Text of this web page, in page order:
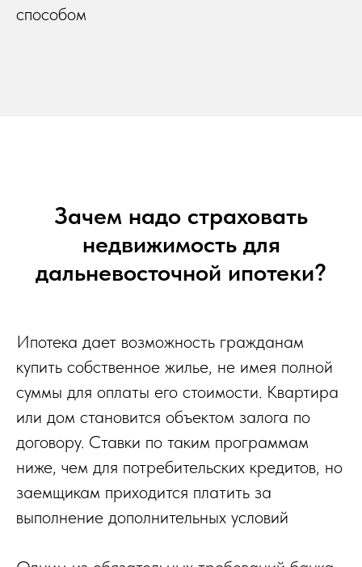
способом
Зачем надо страховать
недвижимость для
дальневосточной ипотеки?
Ипотека дает возможность гражданам
купить собственное жилье, не имея полной
суммы для оплаты его стоимости. Квартира
или дом становится объектом залога по
договору. Ставки по таким программам
ниже, чем для потребительских кредитов, но
заемщикам приходится платить за
выполнение дополнительных условий